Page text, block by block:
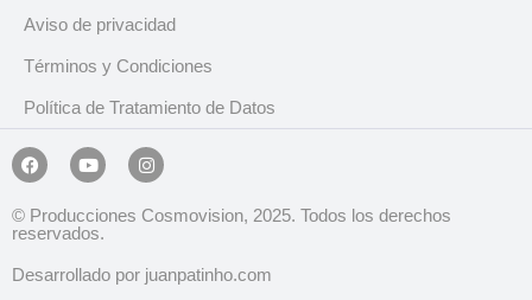
Aviso de privacidad
Términos y Condiciones
Política de Tratamiento de Datos
© Producciones Cosmovision, 2025. Todos los derechos
reservados.
Desarrollado por juanpatinho.com